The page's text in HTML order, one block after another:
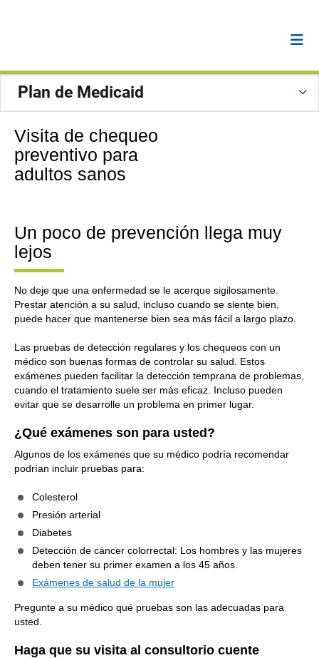
Plan de Medicaid
Visita de chequeo
preventivo para
adultos sanos
Un poco de prevención llega muy
lejos
No deje que una enfermedad se le acerque sigilosamente.
Prestar atención a su salud, incluso cuando se siente bien,
puede hacer que mantenerse bien sea más fácil a largo plazo.
Las pruebas de detección regulares y los chequeos con un
médico son buenas formas de controlar su salud. Estos
exámenes pueden facilitar la detección temprana de problemas,
cuando el tratamiento suele ser más eficaz. Incluso pueden
evitar que se desarrolle un problema en primer lugar.
¿Qué exámenes son para usted?
Algunos de los exámenes que su médico podría recomendar
podrían incluir pruebas para:
Colesterol
Presión arterial
Diabetes
Detección de cáncer colorrectal: Los hombres y las mujeres
deben tener su primer examen a los 45 años.
Exámenes de salud de la mujer
Pregunte a su médico qué pruebas son las adecuadas para
usted.
Haga que su visita al consultorio cuente